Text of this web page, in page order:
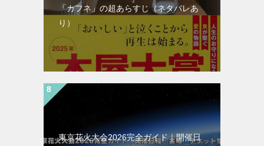
「カフネ」の超あらすじ（ネタバレあ
り）
東京花火大会2026完全ガイド｜開催日